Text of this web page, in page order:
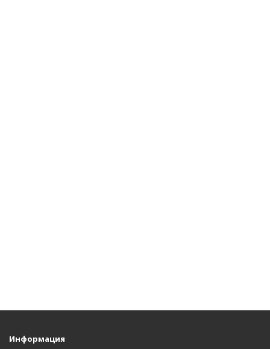
Информация